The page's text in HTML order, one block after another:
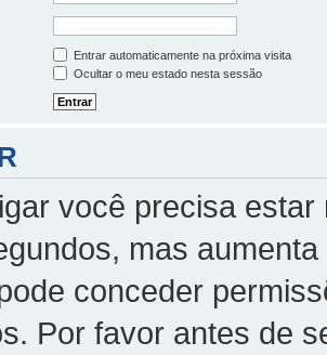
Entrar automaticamente na próxima visita
Ocultar o meu estado nesta sessão
você precisa
mas
conceder
Por favor antes de